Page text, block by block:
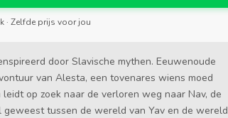
· Zelfde prijs voor jou
door Slavische mythen. Eeuwenoude
van Alesta, een tovenares wiens moed
op zoek naar de verloren weg naar Nav, de
tussen de wereld van Yav en de wereld